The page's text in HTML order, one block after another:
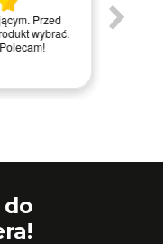
Przed
wybrać.
do